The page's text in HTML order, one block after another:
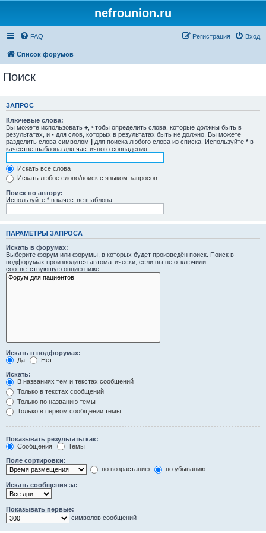
nefrounion.ru
FAQ Вход
Регистрация
Список форумов
Поиск
ЗАПРОС
Ключевые слова:
Вы можете использовать + , чтобы определить слова, которые должны быть в
результатах, и - для слов, которых в результатах быть не должно. Вы можете
разделить слова символом | для поиска любого слова из списка. Используйте * в
качестве шаблона для частичного совпадения.
Искать все слова
Искать любое слово/поиск с языком запросов
Поиск по автору:
Используйте * в качестве шаблона.
ПАРАМЕТРЫ ЗАПРОСА
Искать в форумах:
Выберите форум или форумы, в которых будет произведён поиск. Поиск в
подфорумах производится автоматически, если вы не отключили
соответствующую опцию ниже.
Искать в подфорумах:
Да
Нет
Искать:
В названиях тем и текстах сообщений
Только в текстах сообщений
Только по названию темы
Только в первом сообщении темы
Показывать результаты как:
Сообщения
Темы
Поле сортировки:
по возрастанию
по убыванию
Искать сообщения за:
Показывать первые:
символов сообщений